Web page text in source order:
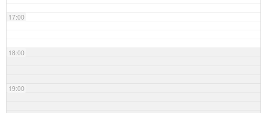
17:00
18:00
19:00